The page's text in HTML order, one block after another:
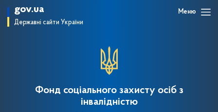
gov.ua
Державні сайти України
Меню
Фонд соціального захисту осіб з
інвалідністю